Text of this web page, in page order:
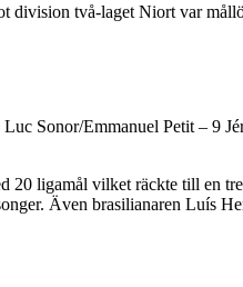
två-laget Niort var
Sonor/Emmanuel Petit – 9
ligamål vilket räckte till en
Även brasilianaren Luís